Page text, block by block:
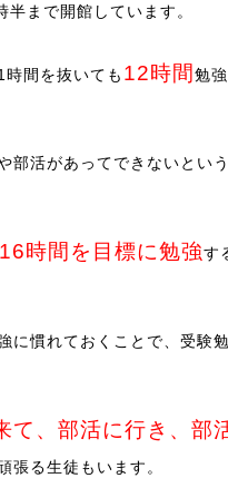
まで開館しています。
間を抜いても 12時間勉
部活があってできないとい
時間を目標に勉強す
に慣れておくことで、受験
て、部活に行き、部
張る生徒もいます。